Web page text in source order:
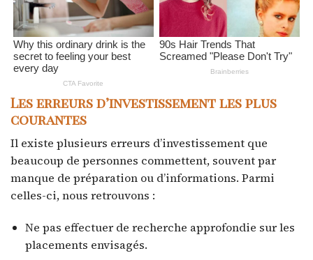
Les erreurs d’investissement les plus
courantes
Il existe plusieurs erreurs d’investissement que
beaucoup de personnes commettent, souvent par
manque de préparation ou d’informations. Parmi
celles-ci, nous retrouvons :
Ne pas effectuer de recherche approfondie sur les
placements envisagés.